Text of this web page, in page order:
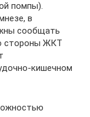
помпы).
в
сообщать
стороны ЖКТ
кишечном